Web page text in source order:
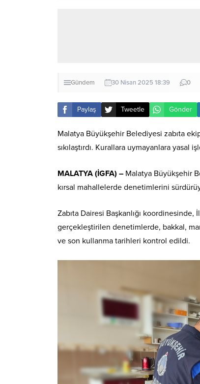
Gündem 30 Nisan 2025 18:39 0
Paylaş Tweetle Gönder
Malatya Büyükşehir Belediyesi zabıta
sıkılaştırdı. Kurallara uymayanlara yasal
MALATYA (İGFA) – Malatya Büyükşehir
kırsal mahallelerde denetimlerini
Zabıta Dairesi Başkanlığı
gerçekleştirilen denetimlerde, bakkal,
ve son kullanma tarihleri kontrol edildi.